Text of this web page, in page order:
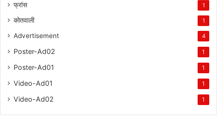
फ्रांस 1
कोतवाली 1
Advertisement 4
Poster-Ad02 1
Poster-Ad01 1
Video-Ad01 1
Video-Ad02 1